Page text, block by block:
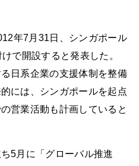
年7月31日、シンガポール
で開設すると発表した。
日系企業の支援体制を整備
には、シンガポールを起点
営業活動も計画していると
5月に「グローバル推進